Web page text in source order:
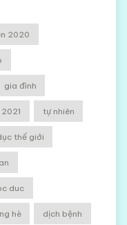
2020
gia đình
tự nhiên
thế giới
duc
hè dịch bệnh